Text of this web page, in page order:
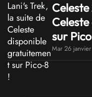
sur
Mar 26